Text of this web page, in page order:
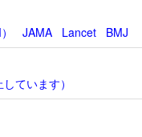
JAMA Lancet
BMJ
ています）